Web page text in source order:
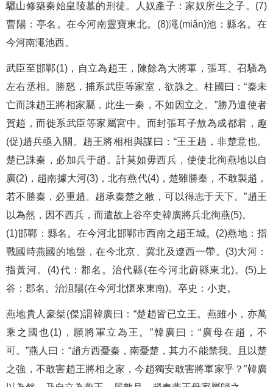
驪山修築秦始皇陵墓的刑徒。人奴產子：家奴所生之子。(7)
曹陽：亭名。在今河南靈寶東北。(8)澠(miǎn)池：縣名。在
今河南澠池西。
武臣至邯鄲(1)，自立為趙王，陳餘為大將軍，張耳、召騷為
左右丞相。勝怒，捕系武臣等家室，欲誅之。柱國曰：“秦未
亡而誅趙王將相家屬，此生一秦，不如因立之。”勝乃遣使者
賀趙，而徙系武臣等家屬宮中。而封張耳子敖為成都君，趣
(促)趙兵亟入關。趙王將相相與謀曰：“王王趙，非楚意也。
楚已誅秦，必加兵于趙。計莫如毋西兵，使使北徇燕地以自
廣(2)，趙南據大河(3)，北有燕代(4)，楚雖勝秦，不敢製趙，
若不勝秦，必重趙。趙承秦楚之敝，可以得志于天下。”趙王
以為然，因不西兵，而遣故上谷卒史韓廣將兵北徇燕(5)。
(1)邯鄲：縣名。在今河北邯鄲市西南之趙王城。(2)燕地：指
戰國時燕國的地盤，在今北京、冀北及遼西一帶。(3)大河：
指黃河。(4)代：郡名。治代縣(在今河北蔚縣東北)。(5)上
谷：郡名。治沮陽(在今河北懷來東南)。卒史：小吏。
燕地貴人豪桀(傑)謂韓廣曰：“楚趙皆已立王。燕雖小，亦萬
乘之國也(1)，願將軍立為王。”韓廣曰：“廣母在趙，不
可。”燕人曰：“趙方西憂秦，南憂楚，其力不能禁我。且以楚
之強，不敢害趙王將相之家，今趙獨安敢害將軍家乎？”韓廣